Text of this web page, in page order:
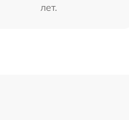
лет.